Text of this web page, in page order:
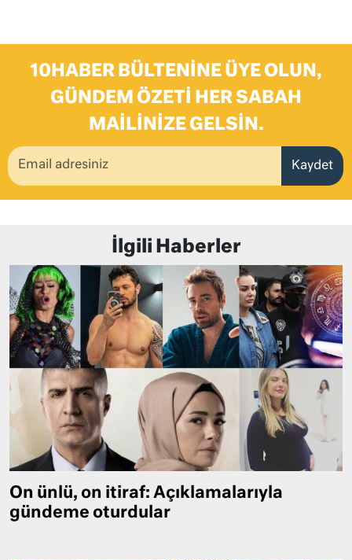
10HABER BÜLTENINE ÜYE OLUN,
GÜNDEM ÖZETI HER SABAH
MAILINIZE GELSIN.
Kaydet
İlgili Haberler
On ünlü, on itiraf: Açıklamalarıyla
gündeme oturdular